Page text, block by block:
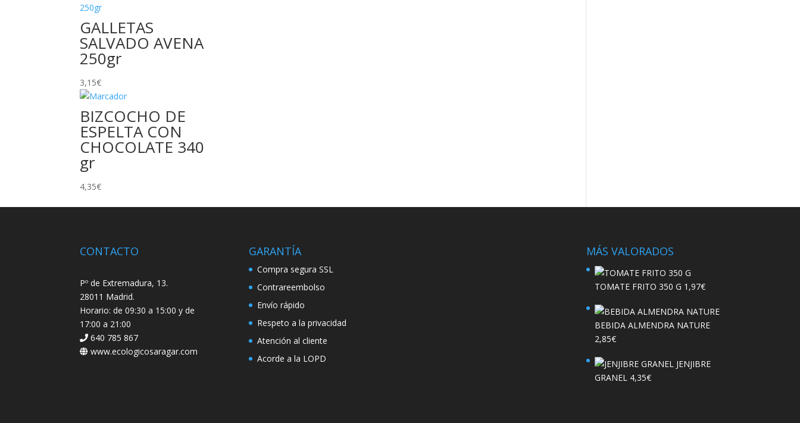
GALLETAS
SALVADO AVENA
250gr
3,15€
BIZCOCHO DE
ESPELTA CON
CHOCOLATE 340
gr
4,35€
CONTACTO
Pº de Extremadura, 13.
28011 Madrid.
Horario: de 09:30 a 15:00 y de
17:00 a 21:00
640 785 867
www.ecologicosaragar.com
GARANTÍA
Compra segura SSL
Contrareembolso
Envío rápido
Respeto a la privacidad
Atención al cliente
Acorde a la LOPD
MÁS VALORADOS
TOMATE FRITO 350 G 1,97€
BEBIDA ALMENDRA NATURE
2,85€
JENJIBRE
GRANEL 4,35€